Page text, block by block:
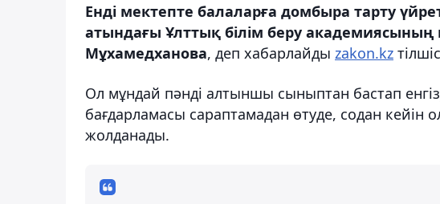
Енді мектепте балаларға домбыра тарту
атындағы Ұлттық білім беру академиясының
Мұхамедханова, деп хабарлайды zakon.kz
Ол мұндай пәнді алтыншы сыныптан бастап
бағдарламасы сараптамадан өтуде, содан кейін
жолданады.